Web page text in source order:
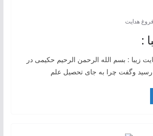
فروغ هدایت
:
463حکایت زیبا : بسم الله الرحمن الرحیم حکیمی در
رسید وگفت چرا به جای تحصیل علم